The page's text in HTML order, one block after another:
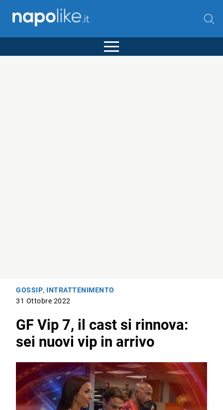
GOSSIP, INTRATTENIMENTO
31 Ottobre 2022
GF Vip 7, il cast si rinnova:
sei nuovi vip in arrivo